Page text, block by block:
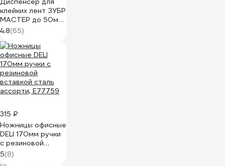
клейких лент ЗУБР
МАСТЕР до 50мм
1201_z02
4.8(65)
315 ₽
Ножницы офисные
DELI 170мм ручки
с резиновой
вставкой сталь
ассорти, E77759
5(8)